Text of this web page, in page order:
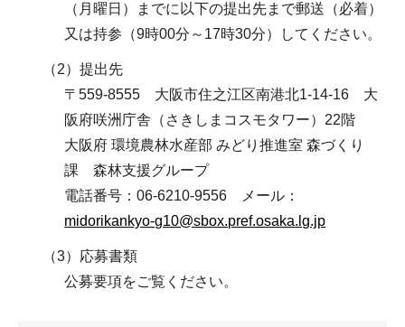
（月曜日）までに以下の提出先まで郵送（必着）
又は持参（9時00分～17時30分）してください。
（2）提出先
〒559-8555 大阪市住之江区南港北1-14-16 大
阪府咲洲庁舎（さきしまコスモタワー）22階
大阪府 環境農林水産部 みどり推進室 森づくり
課 森林支援グループ
電話番号：06-6210-9556 メール：
midorikankyo-g10@sbox.pref.osaka.lg.jp
（3）応募書類
公募要項をご覧ください。